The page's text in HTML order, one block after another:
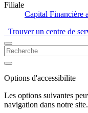
Filiale
Capital Financière
Trouver un centre de
Options d'accessibilite
Les options suivantes
navigation dans notre